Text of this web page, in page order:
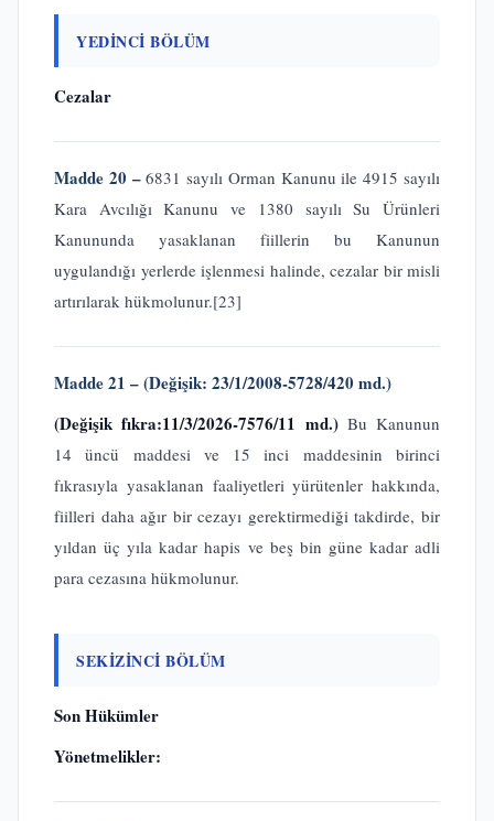
YEDİNCİ BÖLÜM
Cezalar
Madde 20 –6831 sayılı Orman Kanunu ile 4915 sayılı
Kara Avcılığı Kanunu ve 1380 sayılı Su Ürünleri
Kanununda yasaklanan fiillerin bu Kanunun
uygulandığı yerlerde işlenmesi halinde, cezalar bir misli
artırılarak hükmolunur.[23]
Madde 21 – (Değişik: 23/1/2008-5728/420 md.)
(Değişik fıkra:11/3/2026-7576/11 md.)Bu Kanunun
14 üncü maddesi ve 15 inci maddesinin birinci
fıkrasıyla yasaklanan faaliyetleri yürütenler hakkında,
fiilleri daha ağır bir cezayı gerektirmediği takdirde, bir
yıldan üç yıla kadar hapis ve beş bin güne kadar adli
para cezasına hükmolunur.
SEKİZİNCİ BÖLÜM
Son Hükümler
Yönetmelikler: